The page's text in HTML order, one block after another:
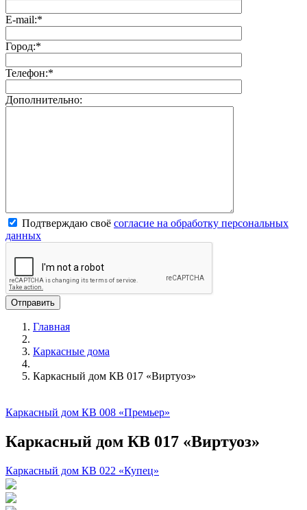
E-mail:*
Город:*
Телефон:*
Дополнительно:
Подтверждаю своё согласие на обработку персональных
данных
Главная
Каркасные дома
Каркасный дом КВ 017 «Виртуоз»
Каркасный дом КВ 008 «Премьер»
Каркасный дом КВ 017 «Виртуоз»
Каркасный дом КВ 022 «Купец»